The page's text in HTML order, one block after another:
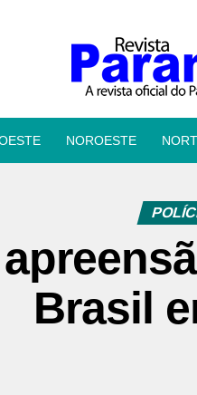
NOROESTE
Brasil